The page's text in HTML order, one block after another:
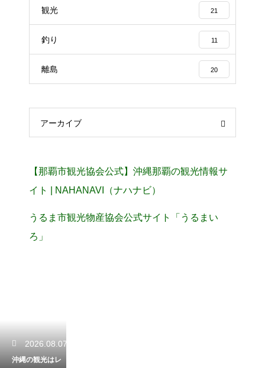
観光 21
釣り 11
離島 20
アーカイブ
【那覇市観光協会公式】沖縄那覇の観光情報サ
イト | NAHANAVI（ナハナビ）
うるま市観光物産協会公式サイト「うるまい
ろ」
2026.08.07
沖縄の観光はレ